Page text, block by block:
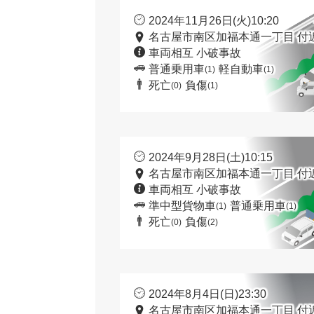
2024年11月26日(火)10:20
名古屋市南区加福本通一丁目 付
車両相互 小破事故
普通乗用車(1) 軽自動車(1)
死亡(0) 負傷(1)
2024年9月28日(土)10:15
名古屋市南区加福本通一丁目 付
車両相互 小破事故
準中型貨物車(1) 普通乗用車(1)
死亡(0) 負傷(2)
2024年8月4日(日)23:30
名古屋市南区加福本通一丁目 付